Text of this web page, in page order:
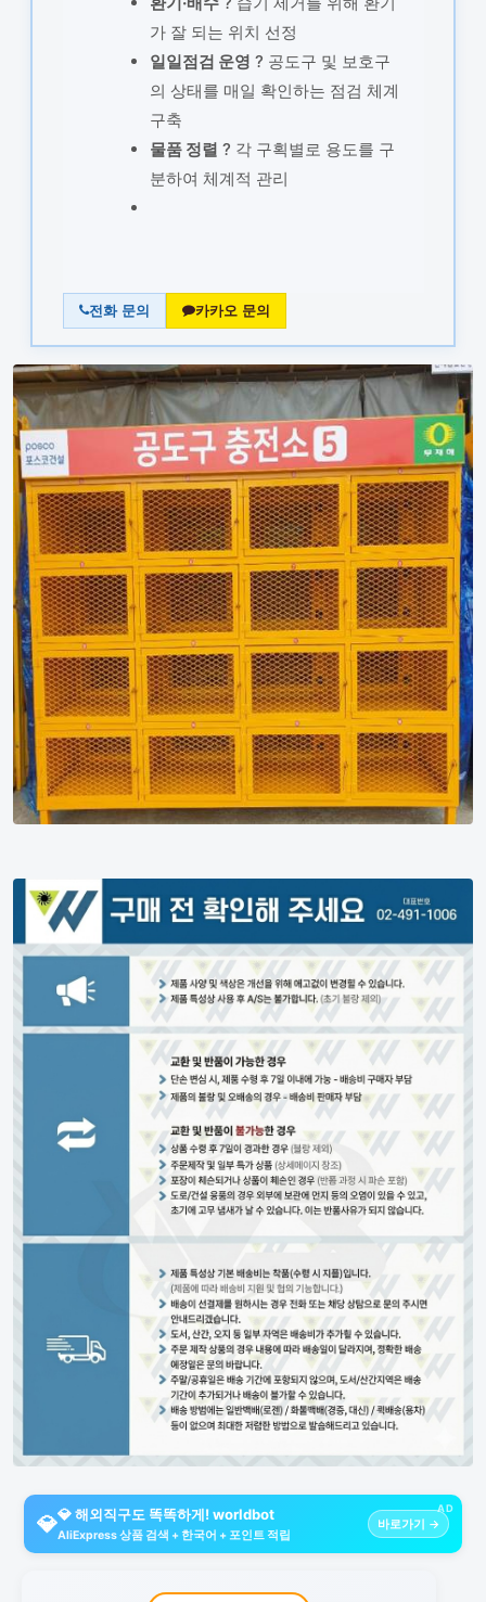
가 잘 되는 위치 선정
일일점검 운영 ? 공도구 및 보호구
의 상태를 매일 확인하는 점검 체계
구축
물품 정렬 ? 각 구획별로 용도를 구
분하여 체계적 관리
전화 문의 카카오 문의
AD
💎💎 해외직구도 똑똑하게! worldbot
AliExpress 상품 검색 + 한국어 + 포인트 적립
바로가기 →